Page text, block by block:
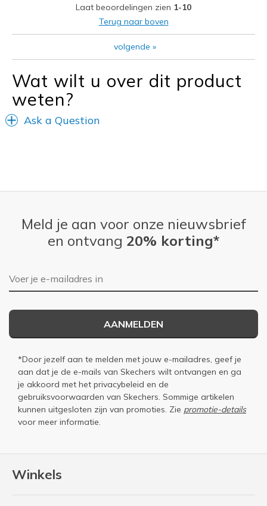
Beste toepassingen
Casual Wear
Travel
Width
Feels true to width
Sizing
View On Shoes
Laat beoordelingen zien 1-10
Terug naar boven
volgende »
Wat wilt u over dit product
weten?
Ask a Question
Winkels
Meld je aan voor onze nieuwsbrief
en ontvang 20% korting*
E-mailadres
AANMELDEN
*Door jezelf aan te melden met jouw e-mailadres, geef je
aan dat je de e-mails van Skechers wilt ontvangen en ga
je akkoord met het privacybeleid en de
gebruiksvoorwaarden van Skechers. Sommige artikelen
kunnen uitgesloten zijn van promoties. Zie promotie-details
voor meer informatie.